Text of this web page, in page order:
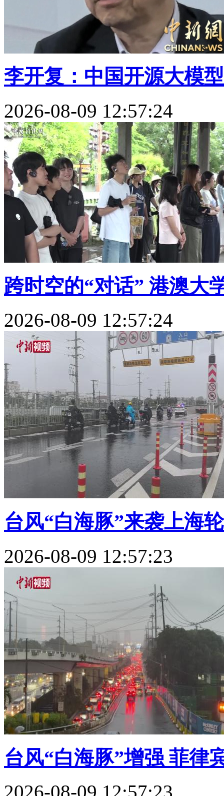
李开复：中国开源大模
2026-08-09 12:57:24
跨时空的“对话” 港澳大
2026-08-09 12:57:24
台风“白海豚”来袭上海
2026-08-09 12:57:23
台风“白海豚”增强 菲律